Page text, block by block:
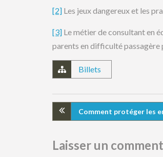
[2] Les jeux dangereux et les
[3] Le métier de consultant en
parents en difficulté
Billets
Comment protéger les
Laisser un